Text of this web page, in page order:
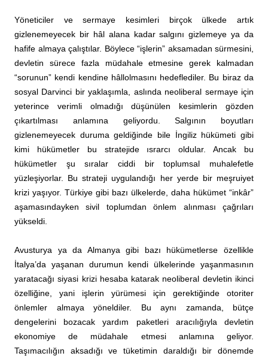
Yöneticiler ve sermaye kesimleri birçok ülkede artık
gizlenemeyecek bir hâl alana kadar salgını gizlemeye ya da
hafife almaya çalıştılar. Böylece “işlerin” aksamadan sürmesini,
devletin sürece fazla müdahale etmesine gerek kalmadan
“sorunun” kendi kendine hâllolmasını hedeflediler. Bu biraz da
sosyal Darvinci bir yaklaşımla, aslında neoliberal sermaye için
yeterince verimli olmadığı düşünülen kesimlerin gözden
çıkartılması anlamına geliyordu. Salgının boyutları
gizlenemeyecek duruma geldiğinde bile İngiliz hükümeti gibi
kimi hükümetler bu stratejide ısrarcı oldular. Ancak bu
hükümetler şu sıralar ciddi bir toplumsal muhalefetle
yüzleşiyorlar. Bu strateji uygulandığı her yerde bir meşruiyet
krizi yaşıyor. Türkiye gibi bazı ülkelerde, daha hükümet “inkâr”
aşamasındayken sivil toplumdan önlem alınması çağrıları
yükseldi.
Avusturya ya da Almanya gibi bazı hükümetlerse özellikle
İtalya’da yaşanan durumun kendi ülkelerinde yaşanmasının
yaratacağı siyasi krizi hesaba katarak neoliberal devletin ikinci
özelliğine, yani işlerin yürümesi için gerektiğinde otoriter
önlemler almaya yöneldiler. Bu aynı zamanda, bütçe
dengelerini bozacak yardım paketleri aracılığıyla devletin
ekonomiye de müdahale etmesi anlamına geliyor.
Taşımacılığın aksadığı ve tüketimin daraldığı bir dönemde